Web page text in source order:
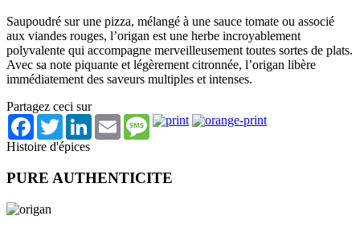
Saupoudré sur une pizza, mélangé à une sauce tomate ou associé
aux viandes rouges, l’origan est une herbe incroyablement
polyvalente qui accompagne merveilleusement toutes sortes de plats.
Avec sa note piquante et légèrement citronnée, l’origan libère
immédiatement des saveurs multiples et intenses.
Partagez ceci sur
Facebook
TwitterLinkedInEmail Message
Histoire d'épices
PURE AUTHENTICITE